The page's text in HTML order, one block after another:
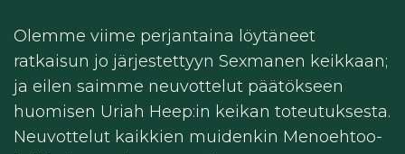
Olemme viime perjantaina löytäneet
ratkaisun jo järjestettyyn Sexmanen keikkaan;
ja eilen saimme neuvottelut päätökseen
huomisen Uriah Heep:in keikan toteutuksesta.
Neuvottelut kaikkien muidenkin Menoehtoo-